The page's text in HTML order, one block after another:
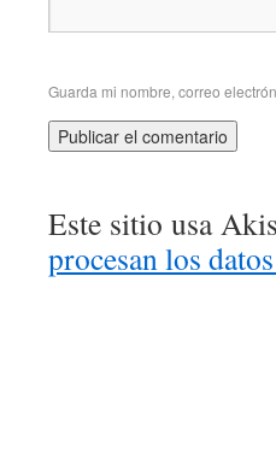
Guarda mi nombre, correo
Este sitio usa
procesan los